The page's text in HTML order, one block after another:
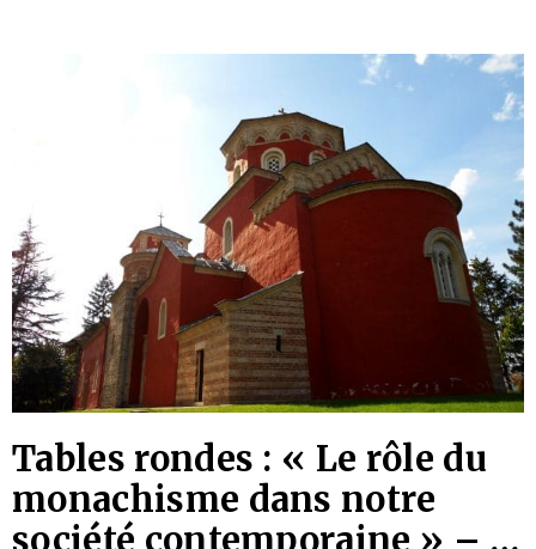
Tables rondes : « Le rôle du
monachisme dans notre
société contemporaine » – le